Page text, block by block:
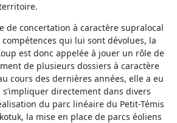
de concertation à caractère supralocal
qui lui sont dévolues, la
est donc appelée à jouer un rôle de
de plusieurs dossiers à caractère
cours des dernières années, elle a eu
directement dans divers
du parc linéaire du Petit-Témis
la mise en place de parcs éoliens